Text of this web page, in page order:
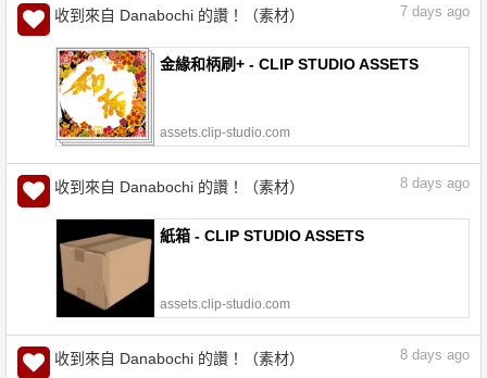
收到來自 Danabochi 的讚！（素材） 7 days ago
金緣和柄刷+ - CLIP STUDIO ASSETS
assets.clip-studio.com
收到來自 Danabochi 的讚！（素材） 8 days ago
紙箱 - CLIP STUDIO ASSETS
assets.clip-studio.com
收到來自 Danabochi 的讚！（素材） 8 days ago